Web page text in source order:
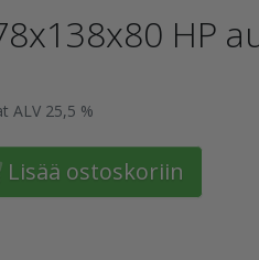
HP
ALV 25,5 %
Lisää ostoskoriin